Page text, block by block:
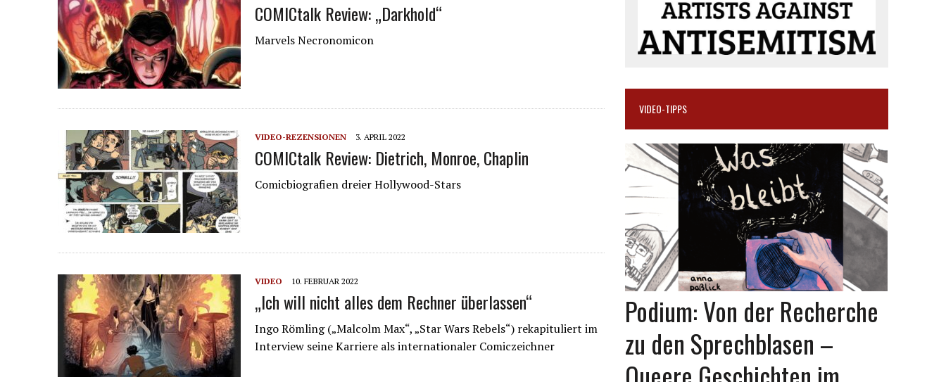
COMICtalk Review: „Darkhold“
Marvels Necronomicon
VIDEO-REZENSIONEN 3. APRIL 2022
COMICtalk Review: Dietrich, Monroe, Chaplin
Comicbiografien dreier Hollywood-Stars
VIDEO 10. FEBRUAR 2022
„Ich will nicht alles dem Rechner überlassen“
Ingo Römling („Malcolm Max“, „Star Wars Rebels“) rekapituliert im
Interview seine Karriere als internationaler Comiczeichner
VIDEO-TIPPS
Podium: Von der Recherche
zu den Sprechblasen –